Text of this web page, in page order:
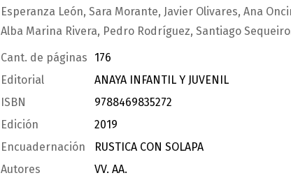
Esperanza León, Sara Morante, Javier Olivares, Ana
Alba Marina Rivera, Pedro Rodríguez, Santiago
Cant. de páginas
176
Editorial
ANAYA INFANTIL Y JUVENIL
ISBN
9788469835272
Edición
2019
Encuadernación
RUSTICA CON SOLAPA
Autores
VV. AA.